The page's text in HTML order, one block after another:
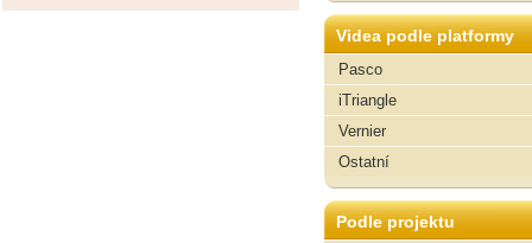
Videa podle platformy
Pasco
iTriangle
Vernier
Ostatní
Podle projektu